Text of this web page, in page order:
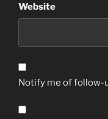
Website
Notify me of follow-